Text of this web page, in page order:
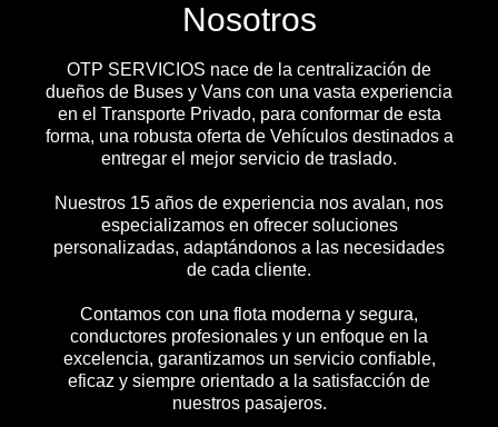
Nosotros
OTP SERVICIOS nace de la centralización de
dueños de Buses y Vans con una vasta experiencia
en el Transporte Privado, para conformar de esta
forma, una robusta oferta de Vehículos destinados a
entregar el mejor servicio de traslado.
Nuestros 15 años de experiencia nos avalan, nos
especializamos en ofrecer soluciones
personalizadas, adaptándonos a las necesidades
de cada cliente.
Contamos con una flota moderna y segura,
conductores profesionales y un enfoque en la
excelencia, garantizamos un servicio confiable,
eficaz y siempre orientado a la satisfacción de
nuestros pasajeros.